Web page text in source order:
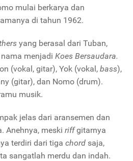
mulai berkarya dan
di tahun 1962.
yang berasal dari Tuban,
menjadi Koes Bersaudara.
(vokal, gitar), Yok (vokal, bass),
(gitar), dan Nomo (drum).
musik.
jelas dari aransemen dan
Anehnya, meski riffgitarnya
terdiri dari tiga chord saja,
sangatlah merdu dan indah.